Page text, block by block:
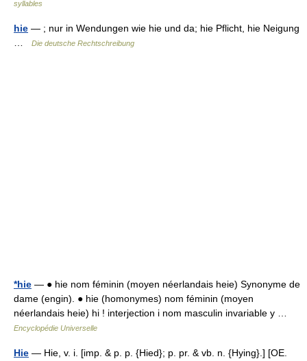
syllables
hie — ; nur in Wendungen wie hie und da; hie Pflicht, hie Neigung
Die deutsche Rechtschreibung
*hie — ● hie nom féminin (moyen néerlandais heie) Synonyme de
dame (engin). ● hie (homonymes) nom féminin (moyen
néerlandais heie) hi ! interjection i nom masculin invariable y …
Encyclopédie Universelle
Hie — Hie, v. i. [imp. & p. p. {Hied}; p. pr. & vb. n. {Hying}.] [OE.